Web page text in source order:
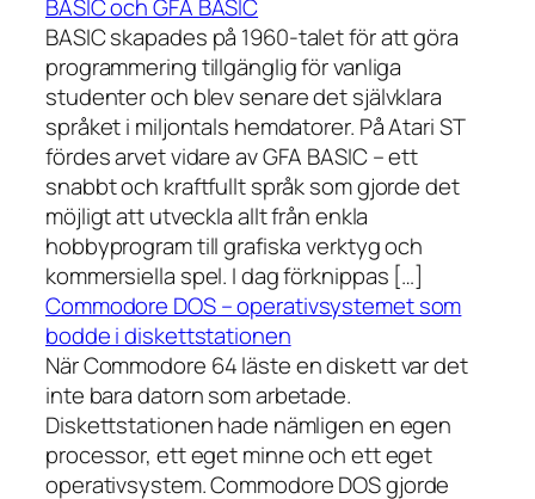
BASIC och GFA BASIC
BASIC skapades på 1960-talet för att göra
programmering tillgänglig för vanliga
studenter och blev senare det självklara
språket i miljontals hemdatorer. På Atari ST
fördes arvet vidare av GFA BASIC – ett
snabbt och kraftfullt språk som gjorde det
möjligt att utveckla allt från enkla
hobbyprogram till grafiska verktyg och
kommersiella spel. I dag förknippas […]
Commodore DOS – operativsystemet som
bodde i diskettstationen
När Commodore 64 läste en diskett var det
inte bara datorn som arbetade.
Diskettstationen hade nämligen en egen
processor, ett eget minne och ett eget
operativsystem. Commodore DOS gjorde